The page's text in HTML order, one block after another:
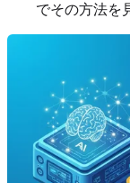
でその方法を